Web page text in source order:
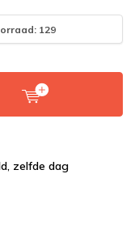
129
zelfde dag